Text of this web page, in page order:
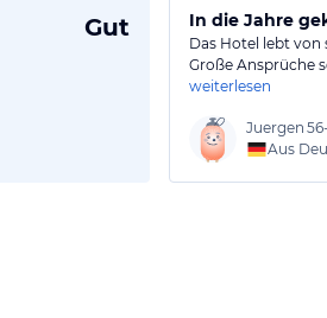
Gut In die Jahre
Das Hotel lebt von
Große Ansprüche
weiterlesen
Juergen
Aus